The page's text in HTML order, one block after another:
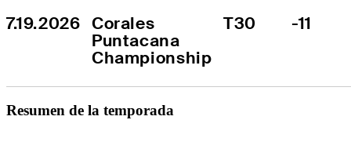
7.19.2026 Corales
Puntacana
Championship
T30 -11
Resumen de la temporada